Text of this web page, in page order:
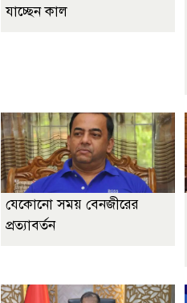
যাচ্ছেন কাল
যেকোনো সময় বেনজীরের
প্রত্যাবর্তন